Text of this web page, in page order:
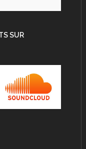
SUR